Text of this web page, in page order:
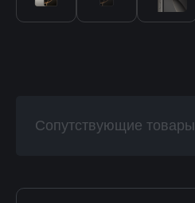
Сопутствующие товары